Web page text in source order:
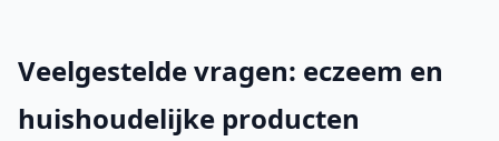
Veelgestelde vragen: eczeem en
huishoudelijke producten